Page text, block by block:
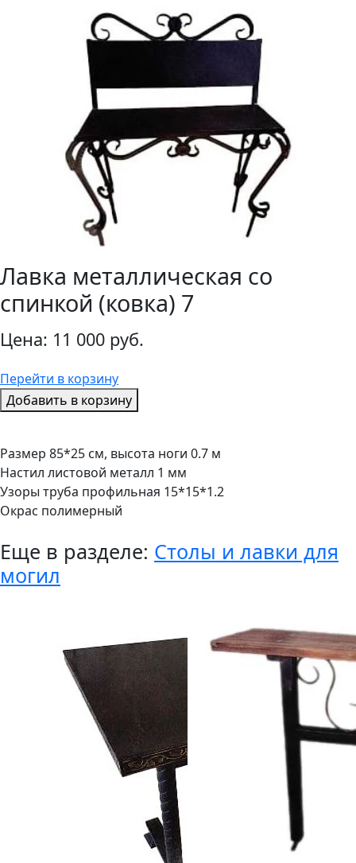
Лавка металлическая со
спинкой (ковка) 7
Цена: 11 000 руб.
Перейти в корзину
Добавить в корзину
Размер 85*25 см, высота ноги 0.7 м
Настил листовой металл 1 мм
Узоры труба профильная 15*15*1.2
Окрас полимерный
Еще в разделе: Столы и лавки для
могил